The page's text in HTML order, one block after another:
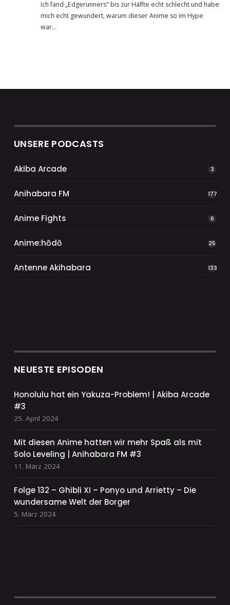
Ich fand „Edgerunners" bis zur Hälfte echt schlecht und habe
mich echt gewundert, warum dieser Anime so im Hype
war…
UNSERE PODCASTS
Akiba Arcade 3
Anihabara FM 177
Anime Fights 6
Anime:hōdō 25
Antenne Akihabara 133
NEUESTE EPISODEN
Honolulu hat ein Yakuza-Problem! | Akiba Arcade
#3
25. April 2024
Mit diesen Anime hatten wir mehr Spaß als mit
Solo Leveling | Anihabara FM #3
11. März 2024
Folge 132 – Ghibli XI – Ponyo und Arrietty – Die
wundersame Welt der Borger
5. März 2024